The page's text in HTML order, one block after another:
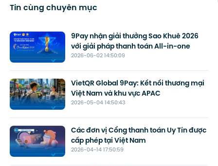
Tin cùng chuyên mục
2026-06-02 14:50:09
9Pay nhận giải thưởng Sao Khuê 2026
với giải pháp thanh toán All-in-one
2026-05-04 14:50:43
VietQR Global 9Pay: Kết nối thương mại
Việt Nam và khu vực APAC
2026-04-14 17:50:59
Các đơn vị Cổng thanh toán Uy Tín được
cấp phép tại Việt Nam